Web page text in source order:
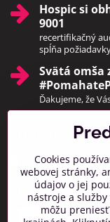
Hospic si
9001
recertifikačný
spĺňa
Svätá omša
Ďakujeme, že
Pridajte sa k
Facebook
Prihlásiť na odber
Cookies
webovej stránky,
údajov o jej
nástroje a
môžu